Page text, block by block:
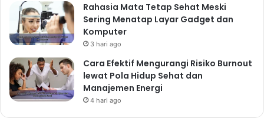
Rahasia Mata Tetap Sehat Meski
Sering Menatap Layar Gadget dan
Komputer
3 hari ago
Cara Efektif Mengurangi Risiko Burnout
lewat Pola Hidup Sehat dan
Manajemen Energi
4 hari ago